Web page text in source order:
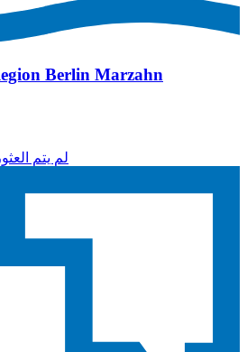
Berlin Marzahn
لم يتم